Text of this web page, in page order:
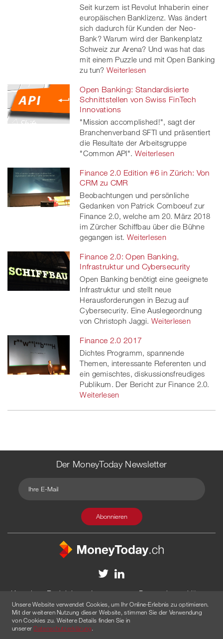
Seit kurzem ist Revolut Inhaberin einer
europäischen Banklizenz. Was ändert
sich dadurch für Kunden der Neo-
Bank? Warum wird der Bankenplatz
Schweiz zur Arena? Und was hat das
mit einem Puzzle und mit Open Banking
zu tun? Weiterlesen
Open Banking: Standardisierte
Schnittstellen von Swiss FinTech
Innovations
"Mission accomplished!", sagt der
Branchenverband SFTI und präsentiert
die Resultate der Arbeitsgruppe
"Common API". Weiterlesen
Finance 2.0 Edition #6 in Zürich: Von
CRM zu CMR
Beobachtungen und persönliche
Gedanken von Patrick Comboeuf zur
Finance 2.0, welche am 20. März 2018
im Zürcher Schiffbau über die Bühne
gegangen ist. Weiterlesen
Finance 2.0: Open Banking,
Infrastruktur und Cybersecurity
Open Banking benötigt eine geeignete
Infrastruktur und stellt neue
Herausforderungen in Bezug auf
Cybersecurity. Eine Auslegeordnung
von Christoph Jaggi. Weiterlesen
Finance 2.0 2017
Dichtes Programm, spannende
Themen, interessante Referenten und
ein gemischtes, diskussionsfreudiges
Publikum. Der Bericht zur Finance 2.0.
Weiterlesen
Der MoneyToday Newsletter
Kontakt Redaktion Impressum
Datenschutzerklärung
Disclaimer
Werbung
© 2026 Created byAGENTUR AM WASSER
Unsere Website verwendet Cookies, um Ihr Online-Erlebnis zu optimieren.
Mit der weiteren Nutzung dieser Website, stimmen Sie der Verwendung
von Cookies zu. Weitere Details finden Sie in
unserer Datenschutzerklärung.